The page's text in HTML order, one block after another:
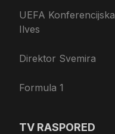
UEFA
Ilves
Direktor Svemira
Formula 1
TV RASPORED